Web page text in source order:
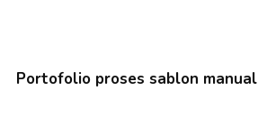
Portofolio proses sablon manual